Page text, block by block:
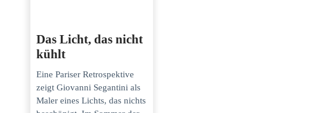
Das Licht, das nicht
kühlt
Eine Pariser Retrospektive
zeigt Giovanni Segantini als
Maler eines Lichts, das nichts